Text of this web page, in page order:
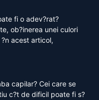
fi o adev?rat?
ob?inerea unei culori
acest articol,
capilar? Cei care se
c?t de dificil poate fi s?